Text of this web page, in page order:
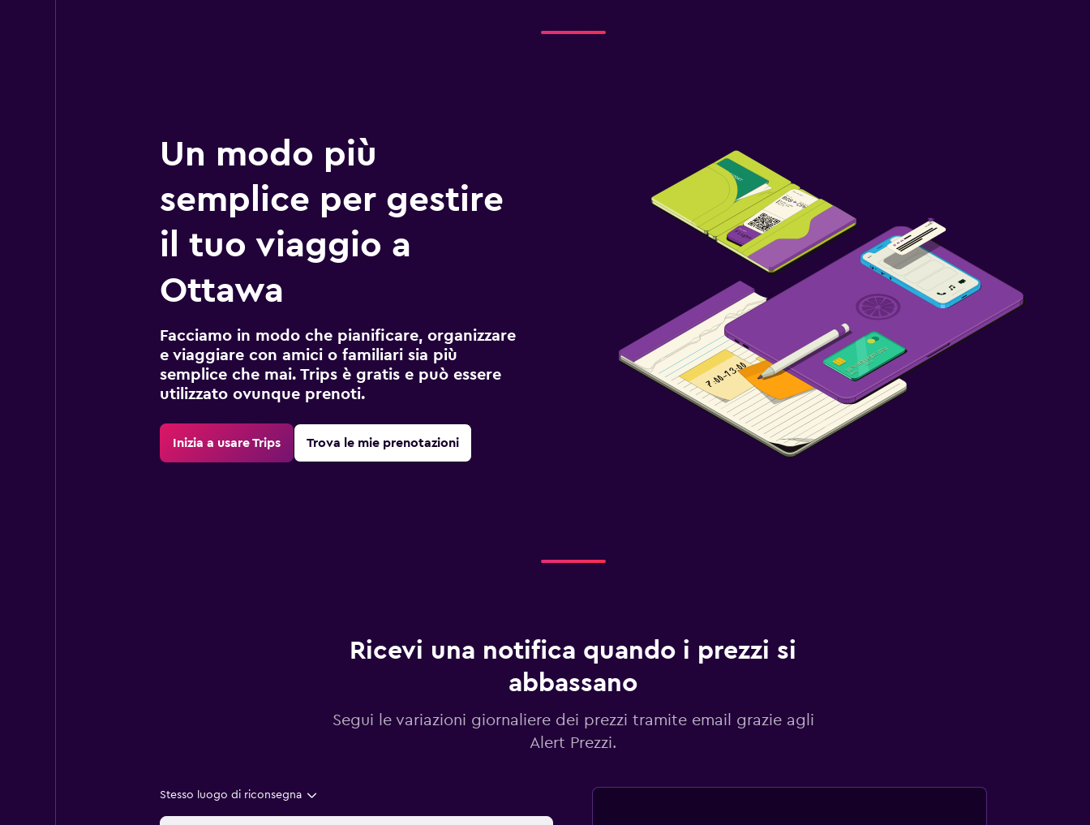
Un modo più
semplice per gestire
il tuo viaggio a
Ottawa
Facciamo in modo che pianificare, organizzare
e viaggiare con amici o familiari sia più
semplice che mai. Trips è gratis e può essere
utilizzato ovunque prenoti.
Inizia a usare Trips Trova le mie prenotazioni
Ricevi una notifica quando i prezzi si
abbassano
Segui le variazioni giornaliere dei prezzi tramite email grazie agli
Alert Prezzi.
Stesso luogo di riconsegna